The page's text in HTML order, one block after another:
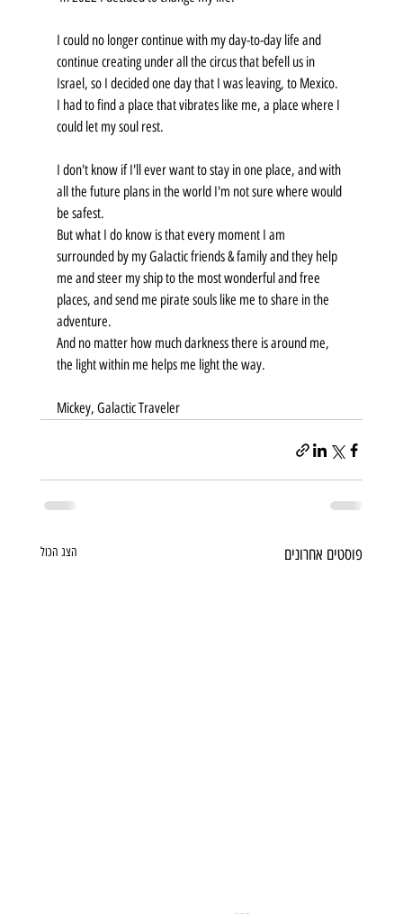
I could no longer continue with my day-to-day life and
continue creating under all the circus that befell us in
Israel, so I decided one day that I was leaving, to Mexico.
I had to find a place that vibrates like me, a place where I
could let my soul rest.
I don't know if I'll ever want to stay in one place, and with
all the future plans in the world I'm not sure where would
be safest.
But what I do know is that every moment I am
surrounded by my Galactic friends & family and they help
me and steer my ship to the most wonderful and free
places, and send me pirate souls like me to share in the
adventure.
And no matter how much darkness there is around me,
the light within me helps me light the way.
Mickey, Galactic Traveler
פוסטים אחרונים הצג הכול